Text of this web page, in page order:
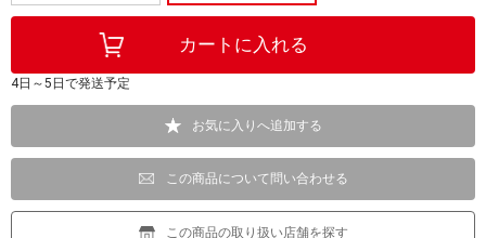
4日～5日で発送予定
お気に入りへ追加する
この商品について問い合わせる
この商品の取り扱い店舗を探す